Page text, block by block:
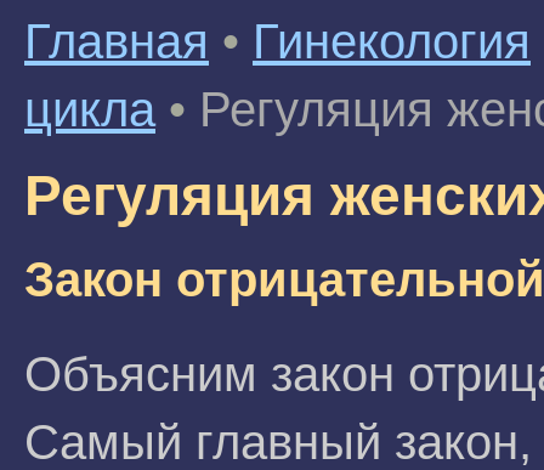
Главная • Гинекология
цикла • Регуляция
Регуляция
Закон
Объясним закон
Самый главный